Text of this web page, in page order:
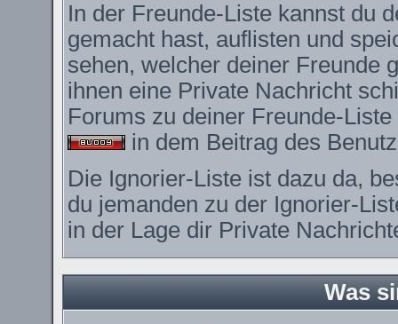
In der Freunde-Liste kannst du
gemacht hast, auflisten und
sehen, welcher deiner Freunde
ihnen eine Private Nachricht
Forums zu deiner Freunde-
in dem Beitrag des
Die Ignorier-Liste ist dazu da,
du jemanden zu der Ignorier-
in der Lage dir Private
Was